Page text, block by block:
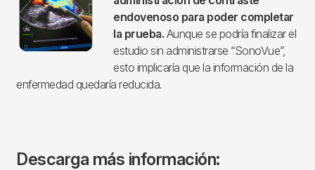
endovenoso para poder completar
la prueba. Aunque se podría finalizar el
estudio sin administrarse “SonoVue”,
esto implicaría que la información de la
enfermedad quedaría reducida.
Descarga más información: